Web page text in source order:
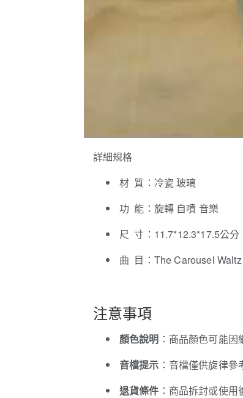
詳細規格
材 質：冷瓷 玻璃
功 能：旋轉 自噴 音樂
尺 寸：11.7*12.3*17.5公分
曲 目： The Carousel Waltz
注意事項
顏色說明 ：商品顏色可能
音檔提示 ：音檔僅供旋律
退貨條件 ：商品拆封或使